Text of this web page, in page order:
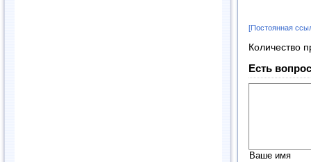
[Постоянная
Количество
Есть
Ваше имя